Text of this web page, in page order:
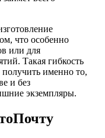
что особенно
или для
Такая гибкость
именно то,
и без
экземпляры.